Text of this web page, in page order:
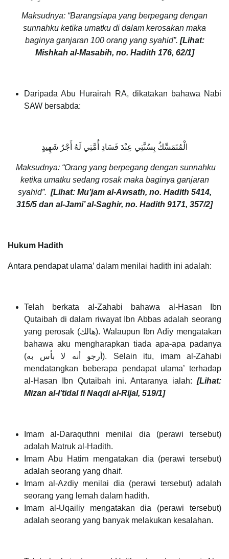
Maksudnya: “Barangsiapa yang berpegang dengan
sunnahku ketika umatku di dalam kerosakan maka
baginya ganjaran 100 orang yang syahid”. [Lihat:
Mishkah al-Masabih, no. Hadith 176, 62/1]
Daripada Abu Hurairah RA, dikatakan bahawa Nabi
SAW bersabda:
الْمُتَمَسِّكُ بِسُنَّتِي عِنْدَ فَسَادِ أُمَّتِي لَهُ أَجْرُ شَهِيدٍ
Maksudnya: “Orang yang berpegang dengan sunnahku
ketika umatku sedang rosak maka baginya ganjaran
syahid”. [Lihat: Mu’jam al-Awsath, no. Hadith 5414,
315/5 dan al-Jami’ al-Saghir, no. Hadith 9171, 357/2]
Hukum Hadith
Antara pendapat ulama’ dalam menilai hadith ini adalah:
Telah berkata al-Zahabi bahawa al-Hasan Ibn
Qutaibah di dalam riwayat Ibn Abbas adalah seorang
yang perosak (هالك). Walaupun Ibn Adiy mengatakan
bahawa aku mengharapkan tiada apa-apa padanya
(أرجو أنه لا بأس به). Selain itu, imam al-Zahabi
mendatangkan beberapa pendapat ulama’ terhadap
al-Hasan Ibn Qutaibah ini. Antaranya ialah: [Lihat:
Mizan al-I’tidal fi Naqdi al-Rijal, 519/1]
Imam al-Daraquthni menilai dia (perawi tersebut)
adalah Matruk al-Hadith.
Imam Abu Hatim mengatakan dia (perawi tersebut)
adalah seorang yang dhaif.
Imam al-Azdiy menilai dia (perawi tersebut) adalah
seorang yang lemah dalam hadith.
Imam al-Uqailiy mengatakan dia (perawi tersebut)
adalah seorang yang banyak melakukan kesalahan.